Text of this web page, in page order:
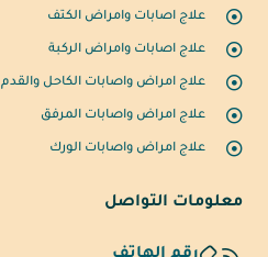
علاج اصابات وامراض الكتف
علاج اصابات وامراض الركبة
علاج امراض واصابات الكاحل والقدم
علاج امراض واصابات المرفق
علاج امراض واصابات الورك
معلومات التواصل